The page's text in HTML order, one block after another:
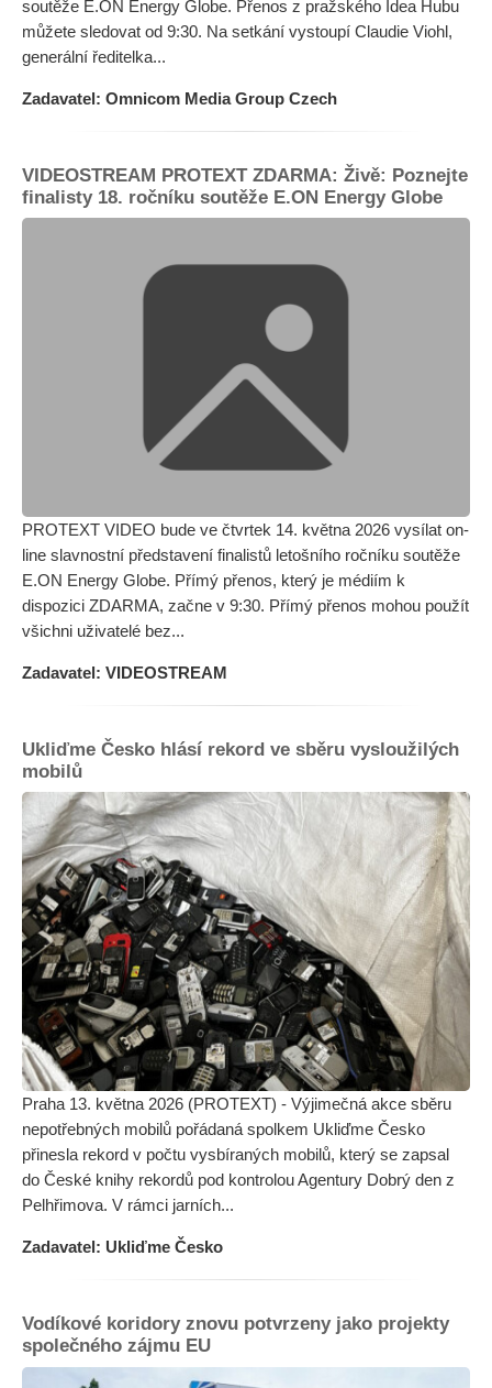
soutěže E.ON Energy Globe. Přenos z pražského Idea Hubu
můžete sledovat od 9:30. Na setkání vystoupí Claudie Viohl,
generální ředitelka...
Zadavatel: Omnicom Media Group Czech
VIDEOSTREAM PROTEXT ZDARMA: Živě: Poznejte
finalisty 18. ročníku soutěže E.ON Energy Globe
PROTEXT VIDEO bude ve čtvrtek 14. května 2026 vysílat on-
line slavnostní představení finalistů letošního ročníku soutěže
E.ON Energy Globe. Přímý přenos, který je médiím k
dispozici ZDARMA, začne v 9:30. Přímý přenos mohou použít
všichni uživatelé bez...
Zadavatel: VIDEOSTREAM
Ukliďme Česko hlásí rekord ve sběru vysloužilých
mobilů
Praha 13. května 2026 (PROTEXT) - Výjimečná akce sběru
nepotřebných mobilů pořádaná spolkem Ukliďme Česko
přinesla rekord v počtu vysbíraných mobilů, který se zapsal
do České knihy rekordů pod kontrolou Agentury Dobrý den z
Pelhřimova. V rámci jarních...
Zadavatel: Ukliďme Česko
Vodíkové koridory znovu potvrzeny jako projekty
společného zájmu EU